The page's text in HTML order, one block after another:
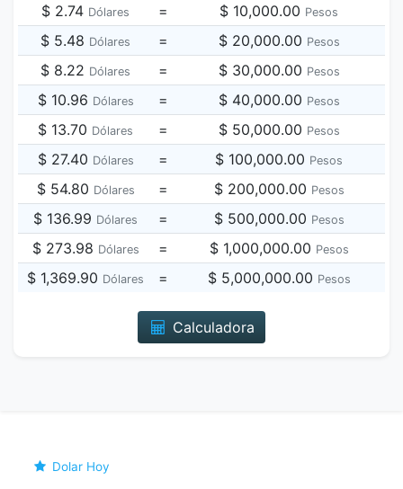
$ 2.74 Dólares = $ 10,000.00 Pesos
$ 5.48 Dólares = $ 20,000.00 Pesos
$ 8.22 Dólares = $ 30,000.00 Pesos
$ 10.96 Dólares = $ 40,000.00 Pesos
$ 13.70 Dólares = $ 50,000.00 Pesos
$ 27.40 Dólares = $ 100,000.00 Pesos
$ 54.80 Dólares = $ 200,000.00 Pesos
$ 136.99 Dólares = $ 500,000.00 Pesos
$ 273.98 Dólares = $ 1,000,000.00 Pesos
$ 1,369.90 Dólares = $ 5,000,000.00 Pesos
Calculadora
Dolar Hoy